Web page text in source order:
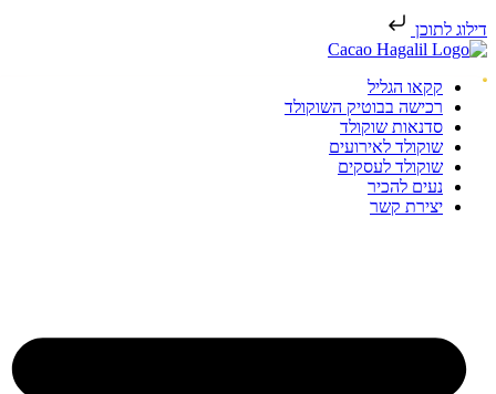
דילוג לתוכן
קקאו הגליל
רכישה בבוטיק השוקולד
סדנאות שוקולד
שוקולד לאירועים
שוקולד לעסקים
נעים להכיר
יצירת קשר